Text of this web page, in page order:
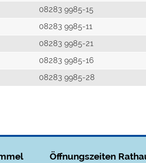
08283 9985-15
08283 9985-11
08283 9985-21
08283 9985-16
08283 9985-28
Öffnungszeiten